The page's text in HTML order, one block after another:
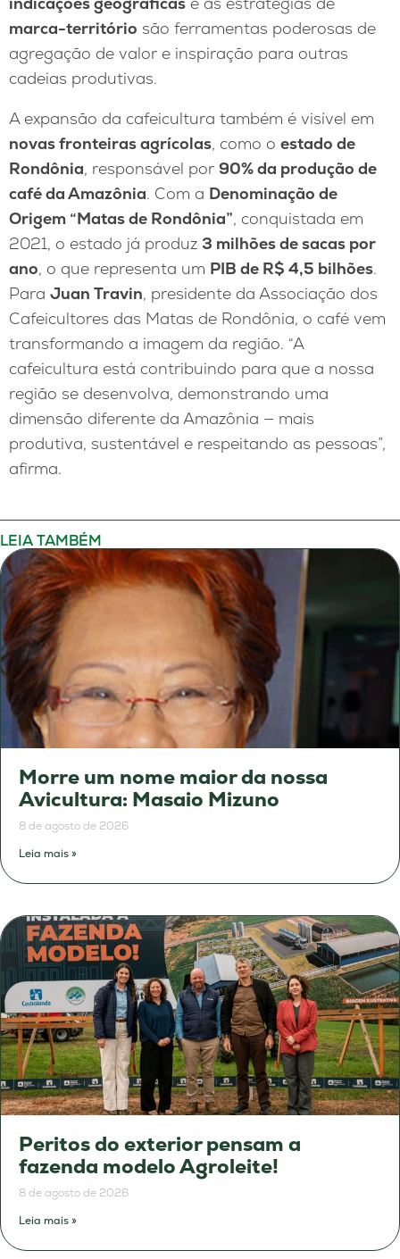
marca-território são ferramentas poderosas de
agregação de valor e inspiração para outras
cadeias produtivas.
A expansão da cafeicultura também é visível em
novas fronteiras agrícolas, como o estado de
Rondônia, responsável por 90% da produção de
café da Amazônia. Com a Denominação de
Origem “Matas de Rondônia”, conquistada em
2021, o estado já produz 3 milhões de sacas por
ano, o que representa um PIB de R$ 4,5 bilhões.
Para Juan Travin, presidente da Associação dos
Cafeicultores das Matas de Rondônia, o café vem
transformando a imagem da região. “A
cafeicultura está contribuindo para que a nossa
região se desenvolva, demonstrando uma
dimensão diferente da Amazônia — mais
produtiva, sustentável e respeitando as pessoas”,
afirma.
LEIA TAMBÉM
Morre um nome maior da nossa
Avicultura: Masaio Mizuno
8 de agosto de 2026
Leia mais »
Peritos do exterior pensam a
fazenda modelo Agroleite!
8 de agosto de 2026
Leia mais »